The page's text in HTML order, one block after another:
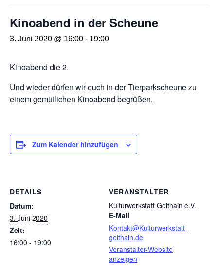
Kinoabend in der Scheune
3. Juni 2020 @ 16:00 - 19:00
Kinoabend die 2.
Und wieder dürfen wir euch in der Tierparkscheune zu
einem gemütlichen Kinoabend begrüßen.
Zum Kalender hinzufügen
DETAILS
Datum:
3. Juni 2020
Zeit:
16:00 - 19:00
VERANSTALTER
Kulturwerkstatt Geithain e.V.
E-Mail
Kontakt@Kulturwerkstatt-
geithain.de
Veranstalter-Website
anzeigen